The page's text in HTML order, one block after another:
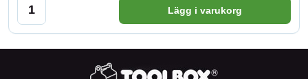
Lägg i varukorg